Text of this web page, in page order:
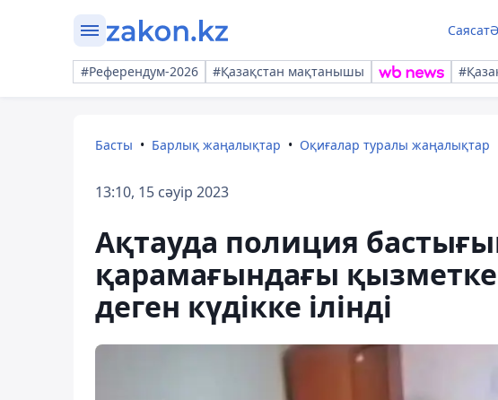
Саясат
#Референдум-2026 #Қазақстан мақтанышы
Басты Барлық жаңалықтар Оқиғалар туралы жаңалықтар
13:10, 15 сәуір 2023
Ақтауда полиция
қарамағындағы
деген күдікке ілінді